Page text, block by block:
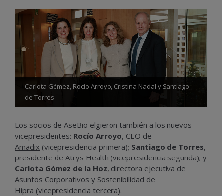
Carlota Gómez, Rocío Arroyo, Cristina Nadal y Santiago
de Torres
Los socios de AseBio elgieron también a los nuevos
vicepresidentes: Rocío Arroyo, CEO de
Amadix (vicepresidencia primera); Santiago de Torres,
presidente de Atrys Health (vicepresidencia segunda); y
Carlota Gómez de la Hoz, directora ejecutiva de
Asuntos Corporativos y Sostenibilidad de
Hipra (vicepresidencia tercera).